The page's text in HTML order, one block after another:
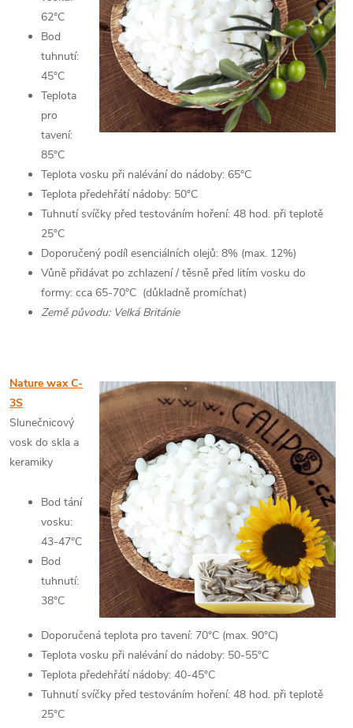
62°C
Bod
tuhnutí:
45°C
Teplota
pro
tavení:
85°C
Teplota vosku při nalévání do nádoby: 65°C
Teplota předehřátí nádoby: 50°C
Tuhnutí svíčky před testováním hoření: 48 hod. při teplotě
25°C
Doporučený podíl esenciálních olejů: 8% (max. 12%)
Vůně přidávat po zchlazení / těsně před litím vosku do
formy: cca 65-70°C (důkladně promíchat)
Země původu: Velká Británie
Nature wax C-
3S
Slunečnicový
vosk do skla a
keramiky
Bod tání
vosku:
43-47°C
Bod
tuhnutí:
38°C
Doporučená teplota pro tavení: 70°C (max. 90°C)
Teplota vosku při nalévání do nádoby: 50-55°C
Teplota předehřátí nádoby: 40-45°C
Tuhnutí svíčky před testováním hoření: 48 hod. při teplotě
25°C